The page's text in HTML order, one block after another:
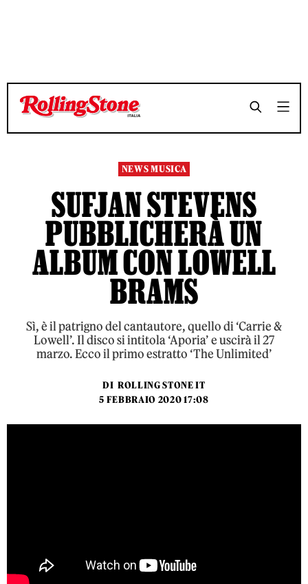
TEMPO DI LETTURA 3 MINUTI SHARE
TEMPO DI LETTURA 3 MINUTI SHARE
NEWS MUSICA
SUFJAN STEVENS
PUBBLICHERÀ UN
ALBUM CON LOWELL
BRAMS
Sì, è il patrigno del cantautore, quello di ‘Carrie &
Lowell’. Il disco si intitola ‘Aporia’ e uscirà il 27
marzo. Ecco il primo estratto ‘The Unlimited’
DI ROLLING STONE IT
5 FEBBRAIO 2020 17:08